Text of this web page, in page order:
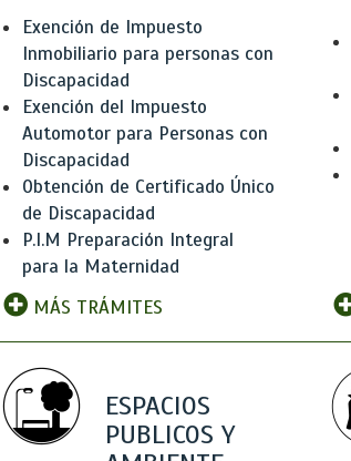
Exención de Impuesto
Inmobiliario para personas con
Discapacidad
Exención del Impuesto
Automotor para Personas con
Discapacidad
Obtención de Certificado Único
de Discapacidad
P.I.M Preparación Integral
para la Maternidad
MÁS TRÁMITES
ESPACIOS
PUBLICOS Y